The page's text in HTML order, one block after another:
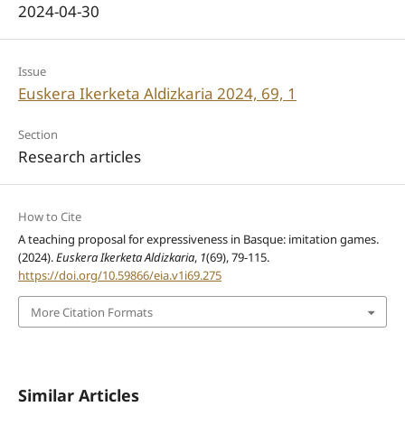
2024-04-30
Issue
Euskera Ikerketa Aldizkaria 2024, 69, 1
Section
Research articles
How to Cite
A teaching proposal for expressiveness in Basque: imitation games.
(2024).Euskera Ikerketa Aldizkaria, 1(69), 79-115.
https://doi.org/10.59866/eia.v1i69.275
More Citation Formats
Similar Articles